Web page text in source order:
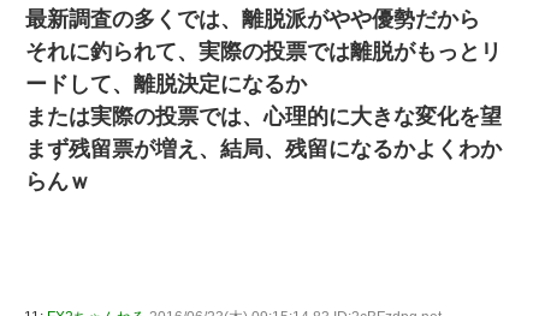
最新調査の多くでは、離脱派がやや優勢だから
それに釣られて、実際の投票では離脱がもっとリ
ードして、離脱決定になるか
または実際の投票では、心理的に大きな変化を望
まず残留票が増え、結局、残留になるかよくわか
らんｗ